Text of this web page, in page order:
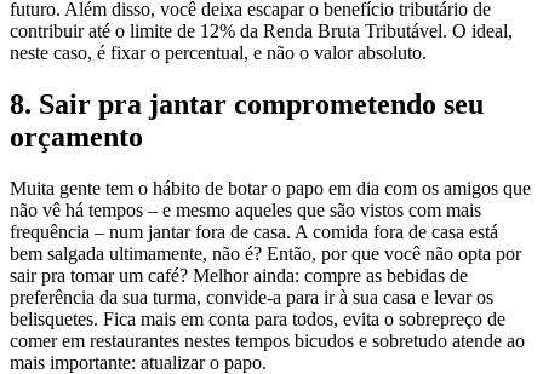
futuro. Além disso, você deixa escapar o benefício tributário de
contribuir até o limite de 12% da Renda Bruta Tributável. O ideal,
neste caso, é fixar o percentual, e não o valor absoluto.
8. Sair pra jantar comprometendo seu
orçamento
Muita gente tem o hábito de botar o papo em dia com os amigos que
não vê há tempos – e mesmo aqueles que são vistos com mais
frequência – num jantar fora de casa. A comida fora de casa está
bem salgada ultimamente, não é? Então, por que você não opta por
sair pra tomar um café? Melhor ainda: compre as bebidas de
preferência da sua turma, convide-a para ir à sua casa e levar os
belisquetes. Fica mais em conta para todos, evita o sobrepreço de
comer em restaurantes nestes tempos bicudos e sobretudo atende ao
mais importante: atualizar o papo.